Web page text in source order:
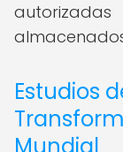
Estudios